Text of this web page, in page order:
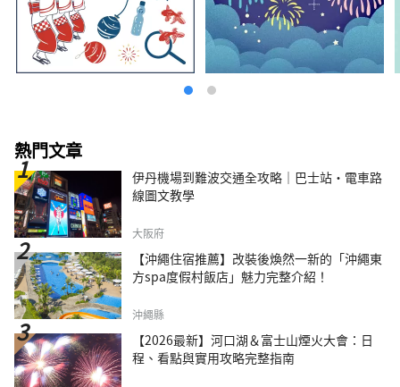
熱門文章
伊丹機場到難波交通全攻略｜巴士站・電車路
線圖文教學
大阪府
【沖繩住宿推薦】改裝後煥然一新的「沖繩東
方spa度假村飯店」魅力完整介紹！
沖繩縣
【2026最新】河口湖＆富士山煙火大會：日
程、看點與實用攻略完整指南